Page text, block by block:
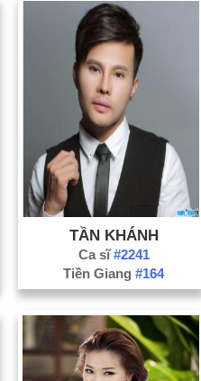
TẦN KHÁNH
Ca sĩ#2241
Tiền Giang#164